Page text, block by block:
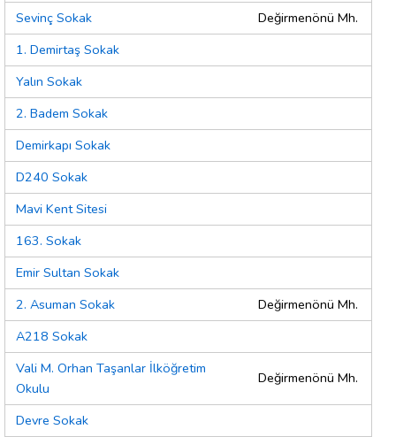
Sevinç Sokak
Değirmenönü Mh.
1. Demirtaş Sokak
Yalın Sokak
2. Badem Sokak
Demirkapı Sokak
D240 Sokak
Mavi Kent Sitesi
163. Sokak
Emir Sultan Sokak
2. Asuman Sokak
Değirmenönü Mh.
A218 Sokak
Vali M. Orhan Taşanlar İlköğretim
Okulu
Değirmenönü Mh.
Devre Sokak